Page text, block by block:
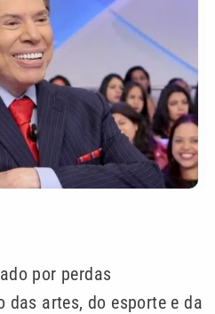
por perdas
artes, do esporte e da